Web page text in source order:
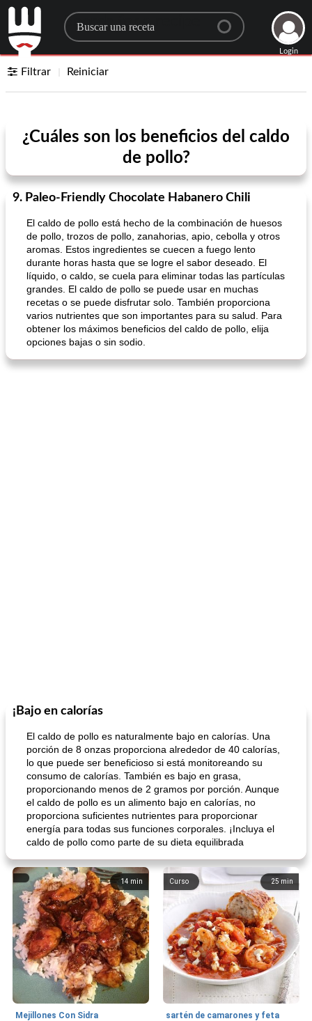
Search for a recipe
Login
Filtrar Reiniciar
¿Cuáles son los beneficios del caldo
de pollo?
9. Paleo-Friendly Chocolate Habanero Chili
El caldo de pollo está hecho de la combinación de huesos
de pollo, trozos de pollo, zanahorias, apio, cebolla y otros
aromas. Estos ingredientes se cuecen a fuego lento
durante horas hasta que se logre el sabor deseado. El
líquido, o caldo, se cuela para eliminar todas las partículas
grandes. El caldo de pollo se puede usar en muchas
recetas o se puede disfrutar solo. También proporciona
varios nutrientes que son importantes para su salud. Para
obtener los máximos beneficios del caldo de pollo, elija
opciones bajas o sin sodio.
¡Bajo en calorías
El caldo de pollo es naturalmente bajo en calorías. Una
porción de 8 onzas proporciona alrededor de 40 calorías,
lo que puede ser beneficioso si está monitoreando su
consumo de calorías. También es bajo en grasa,
proporcionando menos de 2 gramos por porción. Aunque
el caldo de pollo es un alimento bajo en calorías, no
proporciona suficientes nutrientes para proporcionar
energía para todas sus funciones corporales. ¡Incluya el
caldo de pollo como parte de su dieta equilibrada
14 min
Mejillones Con Sidra
25 min
Curso
sartén de camarones y feta